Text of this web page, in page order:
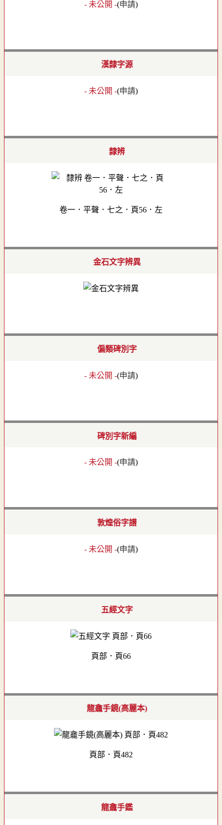
- 未公開 -(申請)
漢隸字源
- 未公開 -(申請)
隸辨
卷一．平聲．七之．頁56．左
金石文字辨異
偏類碑別字
- 未公開 -(申請)
碑別字新編
- 未公開 -(申請)
敦煌俗字譜
- 未公開 -(申請)
五經文字
頁部．頁66
龍龕手鏡(高麗本)
頁部．頁482
龍龕手鑑